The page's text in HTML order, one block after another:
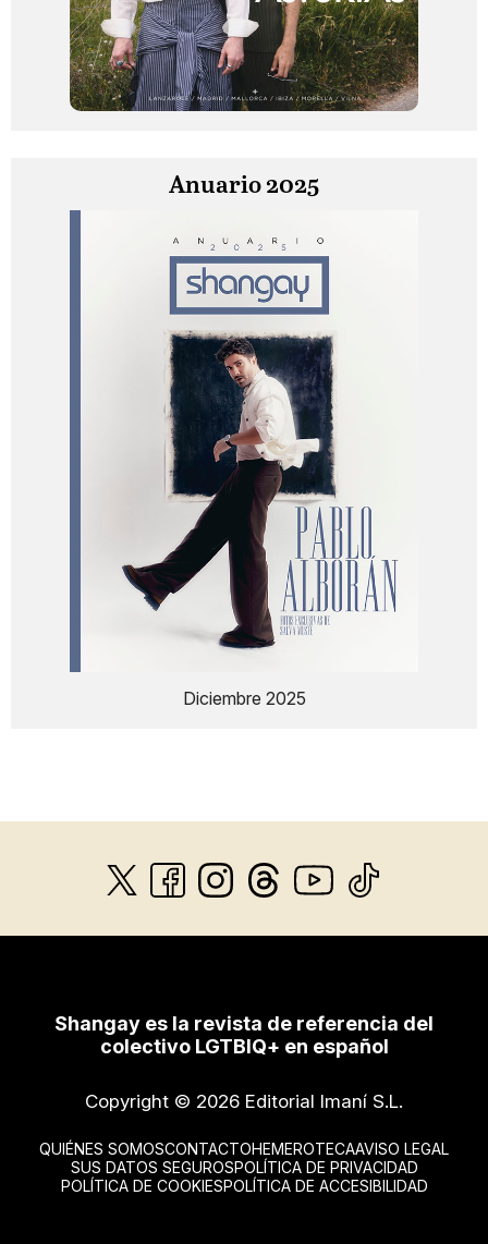
Anuario 2025
Diciembre 2025
Shangay es la revista de referencia del
colectivo LGTBIQ+ en español
Copyright © 2026 Editorial Imaní S.L.
QUIÉNES SOMOSCONTACTOHEMEROTECAAVISO LEGAL
SUS DATOS SEGUROSPOLÍTICA DE PRIVACIDAD
POLÍTICA DE COOKIESPOLÍTICA DE ACCESIBILIDAD